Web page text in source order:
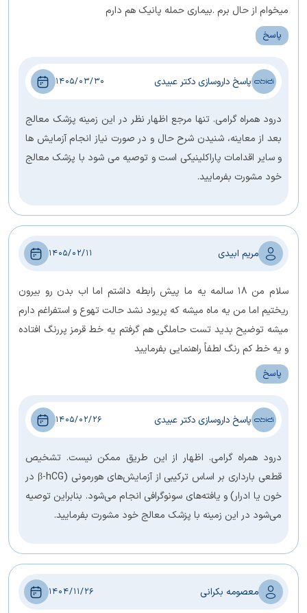
میخوام از حال برم .بیماری حمله پانیک هم دارم
پاسخ
پاسخ داروسازی دکتر عبیدی 1405/03/30
درود همراه گرامی. تنها مرجع اظهار نظر در این زمینه پزشک معالج
بعد از معاینه، شنیدن شرح حال و در صورت نیاز انجام آزمایش ها
و سایر اقدامات پاراکلینیکی است و توصیه می شود با پزشک معالج
خود مشورت بفرمایید.
مریم ابیدی 1405/02/11
سلام من 18 سالمه یه ما پیش رابطه داشتم اما اب بدن رو بیرون
ریختیم اما من یه ماه میشه که پریود نشد حالت تهوع و استفراغم دارم
میشه توضیح بدید تست حاملگی هم گرفتم یه خط قرمز پررنگ افتاده
و یه خط کم رنگ لطفاً راهنمایی بفرمایید
پاسخ
پاسخ داروسازی دکتر عبیدی 1405/02/26
درود همراه گرامی. اظهار از این طریق ممکن نیست. تشخیص
قطعی بارداری بر اساس ترکیبی از آزمایش‌های هورمونی (β-hCG در
خون یا ادرار) و یافته‌های سونوگرافی انجام می‌شود. بنابراین توصیه
می‌شود در این زمینه با پزشک معالج خود مشورت بفرمایید.
معصومه بکرانی 1404/11/26